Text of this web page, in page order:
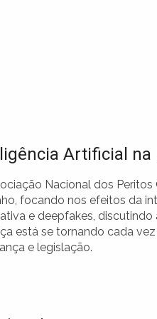
Artificial na
Nacional dos Peritos
focando nos efeitos da
e deepfakes,
está se tornando cada
e legislação.